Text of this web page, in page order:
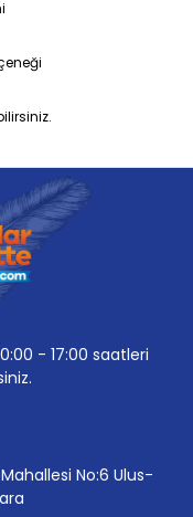
- 17:00 saatleri
No:6 Ulus-